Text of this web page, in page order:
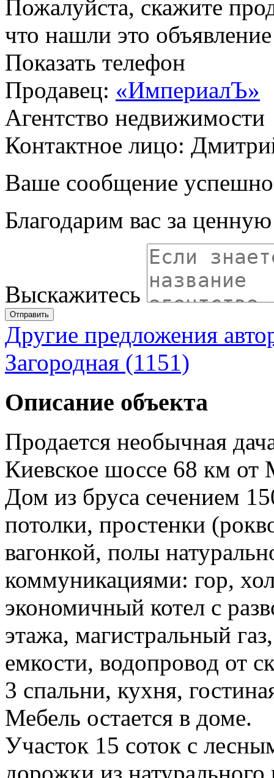
Пожалуйста, скажите
что нашли это
Показать телефон
Продавец: «ИмпериалЪ»
Агентство недвижимости
Контактное лицо:
Ваше сообщение успешно
Благодарим вас за
Выскажитесь
Отправить
Другие предложения
Загородная (1151)
Описание объекта
Продается необычная
Киевское шоссе 68 км
Дом из бруса сечением
потолки, простенки
вагонкой, полы
коммуникациями: гор,
экономичный котел с
этажа, магистральный
емкости, водопровод от
3 спальни, кухня,
Мебель остается в доме.
Участок 15 соток с